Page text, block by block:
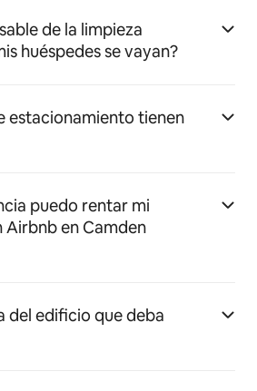
de la limpieza
huéspedes se vayan?
estacionamiento tienen
puedo rentar mi
en Camden
del edificio que deba